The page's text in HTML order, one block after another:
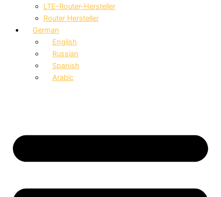
LTE-Router-Hersteller
Router Hersteller
German
English
Russian
Spanish
Arabic